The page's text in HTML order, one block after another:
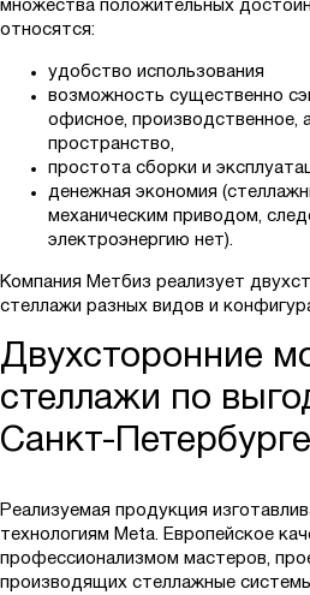
множества положительных
относятся:
удобство использования
возможность существенно
офисное, производственное,
пространство,
простота сборки и
денежная экономия
механическим приводом,
электроэнергию нет).
Компания Метбиз реализует
стеллажи разных видов и
Двухсторонние
стеллажи по
Санкт-Петербурге
Реализуемая продукция
технологиям Meta. Европейское
профессионализмом мастеров,
производящих стеллажные